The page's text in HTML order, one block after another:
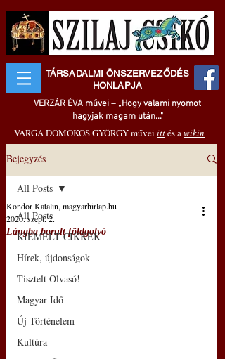
TÁRSADALMI ÖNSZERVEZŐDÉS
HONLAPJA
VERZÁR ÉVA művei – „Hogy valami nyomot
hagyjak magam után..."
VARGA DOMOKOS GYÖRGY művei ittés awikin
Bejegyzés
All Posts
KIEMELT CIKKEK
Hírek, újdonságok
Tisztelt Olvasó!
Magyar Idő
Új Történelem
Kultúra
All Posts
Lángba borult földgolyó
Kondor Katalin, magyarhirlap.hu
2020. szept. 2.